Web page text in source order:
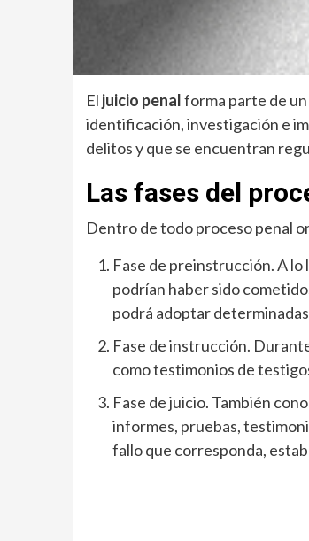
El juicio penalforma parte de
identificación, investigación e
delitos y que se encuentran
Las fases del
Dentro de todo proceso penal
Fase de preinstrucción. A
podrían haber sido
podrá adoptar
Fase de instrucción.
como testimonios de
Fase de juicio. También
informes, pruebas,
fallo que corresponda,